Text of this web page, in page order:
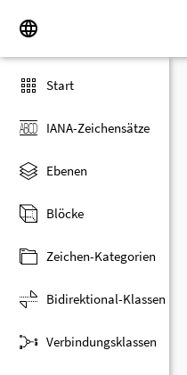
Start
IANA-Zeichensätze
Ebenen
Blöcke
Zeichen-Kategorien
Bidirektional-Klassen
Verbindungsklassen